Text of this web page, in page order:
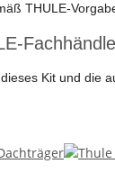
THULE-
Kit und die